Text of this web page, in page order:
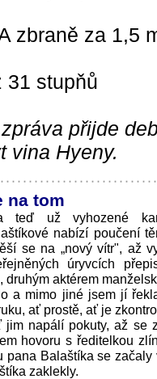
zbraně za 1,5
31 stupňů
přijde
vina Hyeny.
na tom
teď už vyhozené
nabízí poučení
se na „nový vítr", až
úryvcích
aktérem
a mimo jiné jsem jí
ať prostě, ať je
napálí pokuty, až se
hovoru s ředitelkou
pana Balaštíka se začaly
zaklekly.